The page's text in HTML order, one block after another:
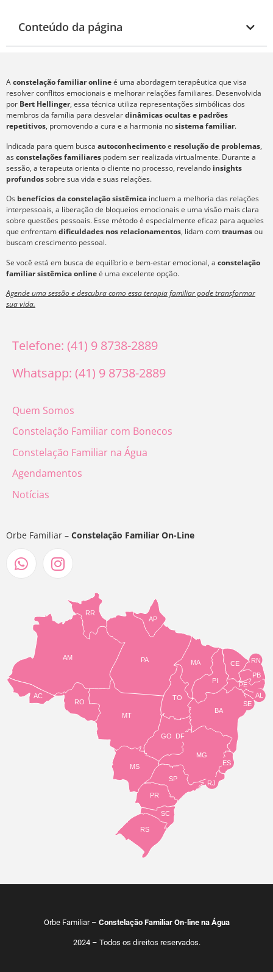
Conteúdo da página
Aconstelação familiar onlineé uma abordagem terapêutica que visa
resolver conflitos emocionais e melhorar relações familiares. Desenvolvida
por Bert Hellinger, essa técnica utiliza representações simbólicas dos
membros da família para desvelardinâmicas ocultas e padrões
repetitivos, promovendo a cura e a harmonia nosistema familiar.
Indicada para quem busca autoconhecimentoe resolução de problemas,
asconstelações familiares podem ser realizada virtualmente. Durante a
sessão, a terapeuta orienta o cliente no processo, revelando insights
profundossobre sua vida e suas relações.
Os benefícios da constelação sistêmica incluem a melhoria das relações
interpessoais, a liberação de bloqueios emocionais e uma visão mais clara
sobre questões pessoais. Esse método é especialmente eficaz para aqueles
que enfrentamdificuldades nos relacionamentos, lidam comtraumasou
buscam crescimento pessoal.
Se você está em busca de equilíbrio e bem-estar emocional, a constelação
familiar sistêmica onlineé uma excelente opção.
Agende uma sessão e descubra como essa terapia familiar pode transformar
sua vida.
Telefone: (41) 9 8738-2889
Whatsapp: (41) 9 8738-2889
Quem Somos
Constelação Familiar com Bonecos
Constelação Familiar na Água
Agendamentos
Notícias
Orbe Familiar – Constelação Familiar On-Line
TO
BA
SE
PE
AL
RN
CE
PI
MA
AP
PA
RR
AM
AC
RO
MT
MS
GO
PR
SC
RS
SP
MG
RJ
ES
DF
PB
Orbe Familiar – Constelação Familiar On-line na Água
2024 – Todos os direitos reservados.